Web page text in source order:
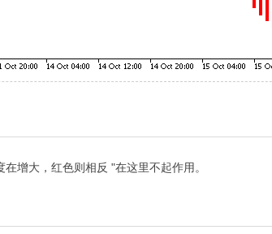
增大，红色则相反 "在这里不起作用。